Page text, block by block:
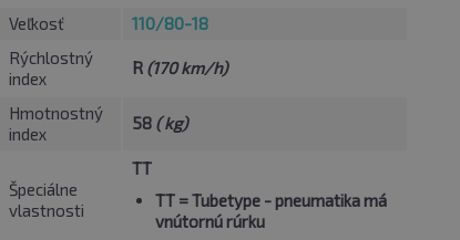
Veľkosť
110/80-18
Rýchlostný
index
R (170 km/h)
Hmotnostný
index
58 ( kg)
Špeciálne
vlastnosti
TT
TT= Tubetype - pneumatika má
vnútornú rúrku